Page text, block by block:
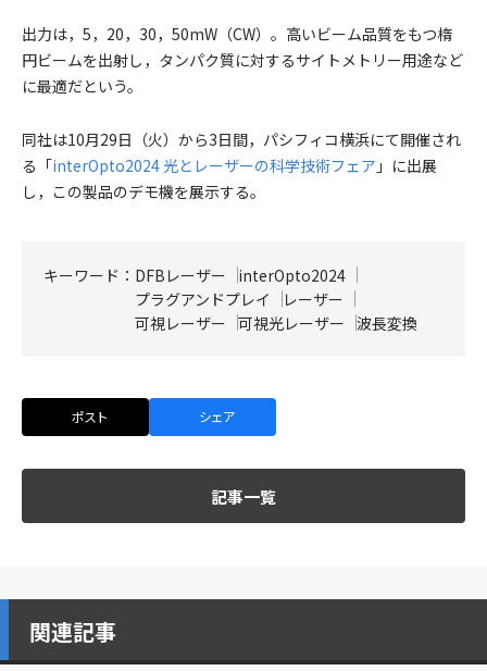
出力は，5，20，30，50mW（CW）。高いビーム品質をもつ楕
円ビームを出射し，タンパク質に対するサイトメトリー用途など
に最適だという。
同社は10月29日（火）から3日間，パシフィコ横浜にて開催され
る「interOpto2024 光とレーザーの科学技術フェア 」に出展
し，この製品のデモ機を展示する。
キーワード： DFBレーザー
interOpto2024
プラグアンドプレイ
レーザー
可視レーザー 可視光レーザー 波長変換
ポスト シェア
記事一覧
関連記事